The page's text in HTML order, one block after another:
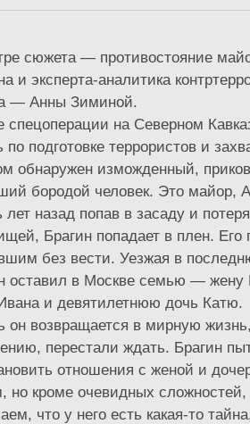
сюжета — противостояние
и эксперта-аналитика
— Анны Зиминой.
спецоперации на Северном
по подготовке террористов и
обнаружен изможденный,
бородой человек. Это майор,
лет назад попав в засаду и
Брагин попадает в плен. Его
без вести. Уезжая в
оставил в Москве семью — жену
и девятилетнюю дочь Катю.
он возвращается в мирную
перестали ждать. Брагин
отношения с женой и
но кроме очевидных
что у него есть какая-то